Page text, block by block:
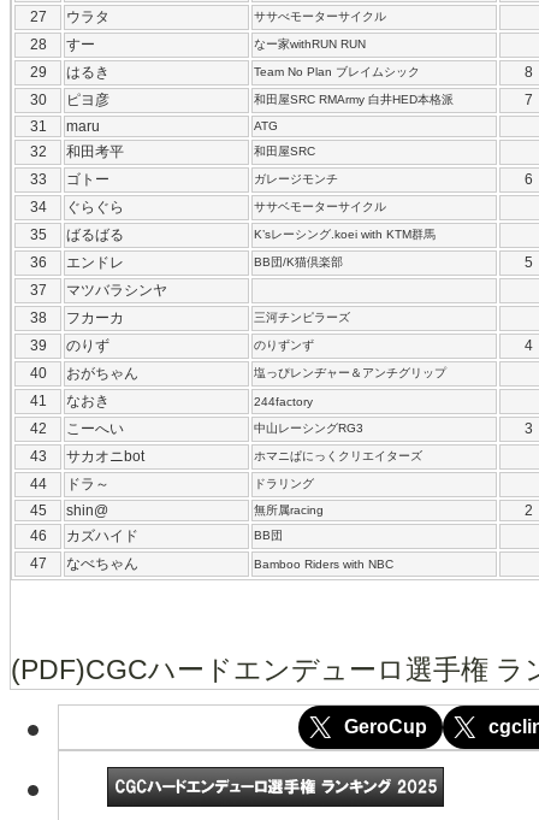
27 ウラタ ササべモーターサイクル
28 すー なー家withRUN RUN
29 はるき Team No Plan ブレイムシック
8
30
ピヨ彦 和田屋SRC RMArmy 白井HED本格派
7
31
maru ATG
32 和田考平 和田屋SRC
33 ゴトー ガレージモンチ
6
34
ぐらぐら ササベモーターサイクル
35 ばるばる K’sレーシング.koei with KTM群馬
36 エンドレ BB団/K猫倶楽部
5
37
マツバラシンヤ
38
フカーカ 三河チンピラーズ
39 のりず のりずンず
4
40
おがちゃん 塩っぴレンヂャー＆アンチグリップ
41 なおき 244factory
42 こーへい 中山レーシングRG3
3
43
サカオニbot ホマニぱにっくクリエイターズ
44 ドラ～ ドラリング
45 shin@ 無所属racing
2
46
カズハイド BB団
47 なべちゃん Bamboo Riders with NBC
(PDF)CGCハードエンデューロ選手権 ラ
GeroCup